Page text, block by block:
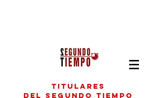
titulares
del segundo tiempo